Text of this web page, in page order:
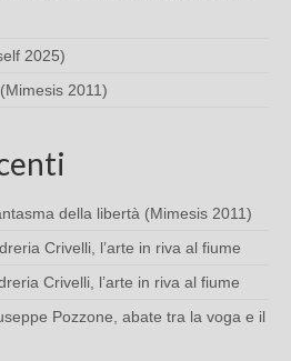
2025)
2011)
della libertà (Mimesis 2011)
Crivelli, l’arte in riva al fiume
Crivelli, l’arte in riva al fiume
Pozzone, abate tra la voga e il